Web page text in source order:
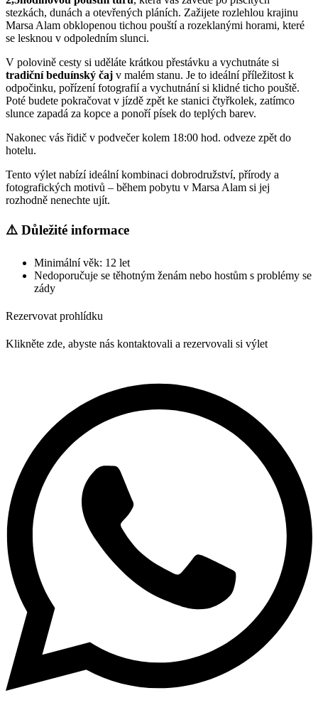
stezkách, dunách a otevřených pláních. Zažijete rozlehlou krajinu
Marsa Alam obklopenou tichou pouští a rozeklanými horami, které
se lesknou v odpoledním slunci.
V polovině cesty si uděláte krátkou přestávku a vychutnáte si
tradiční beduínský čaj v malém stanu. Je to ideální příležitost k
odpočinku, pořízení fotografií a vychutnání si klidné ticho pouště.
Poté budete pokračovat v jízdě zpět ke stanici čtyřkolek, zatímco
slunce zapadá za kopce a ponoří písek do teplých barev.
Nakonec vás řidič v podvečer kolem 18:00 hod. odveze zpět do
hotelu.
Tento výlet nabízí ideální kombinaci dobrodružství, přírody a
fotografických motivů – během pobytu v Marsa Alam si jej
rozhodně nenechte ujít.
⚠️ Důležité informace
Minimální věk: 12 let
Nedoporučuje se těhotným ženám nebo hostům s problémy se
zády
Rezervovat prohlídku
Klikněte zde, abyste nás kontaktovali a rezervovali si výlet